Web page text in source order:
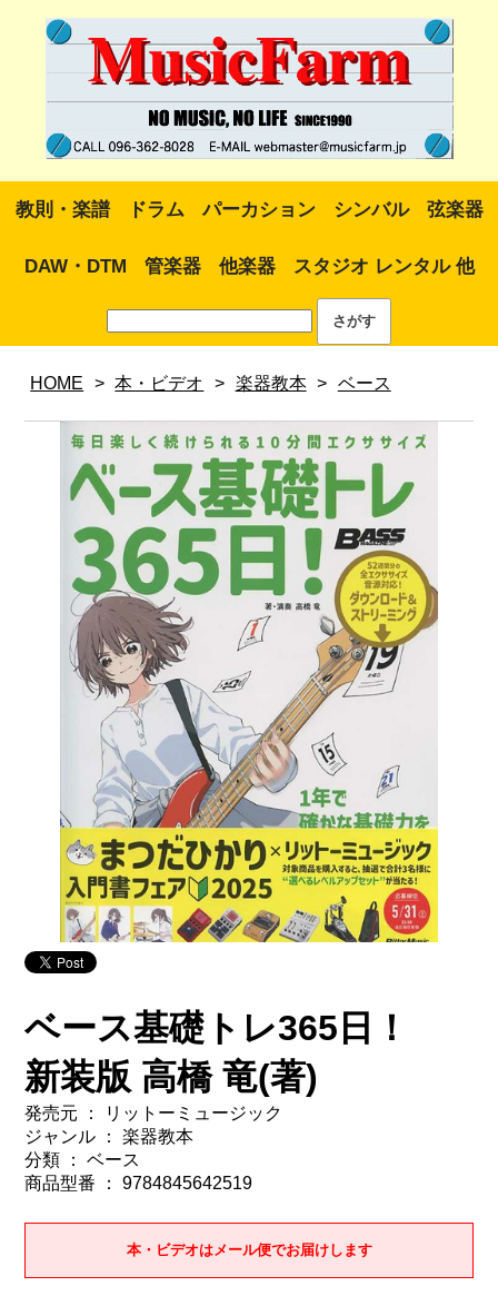
教則・楽譜 ドラム パーカション シンバル 弦楽器
DAW・DTM 管楽器 他楽器 スタジオ レンタル 他
HOME > 本・ビデオ > 楽器教本 > ベース
ベース基礎トレ365日！
新装版 高橋 竜(著)
発売元 ： リットーミュージック
ジャンル ： 楽器教本
分類 ： ベース
商品型番 ： 9784845642519
本・ビデオはメール便でお届けします